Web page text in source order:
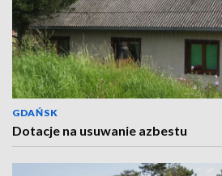
GDAŃSK
Dotacje na usuwanie azbestu